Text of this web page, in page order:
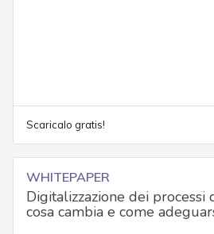
Scaricalo gratis!
WHITEPAPER
Digitalizzazione dei processi
cosa cambia e come